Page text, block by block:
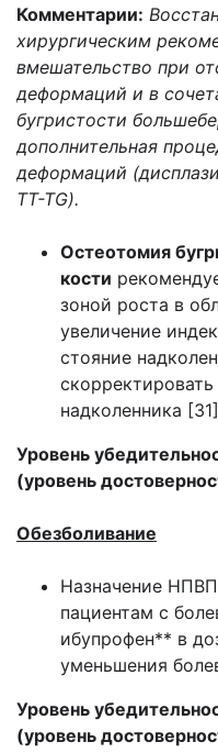
Комментарии:
хирургическим
вмешательство при
деформаций и в
бугристости
дополнительная
деформаций
TT-TG).
Остеотомия
кости
зоной роста в
увеличение
стояние
надколенника
Уровень
(уровень
Обезболивание
Назначение
пациентам с
ибупрофен** в
уменьшения
Уровень
(уровень